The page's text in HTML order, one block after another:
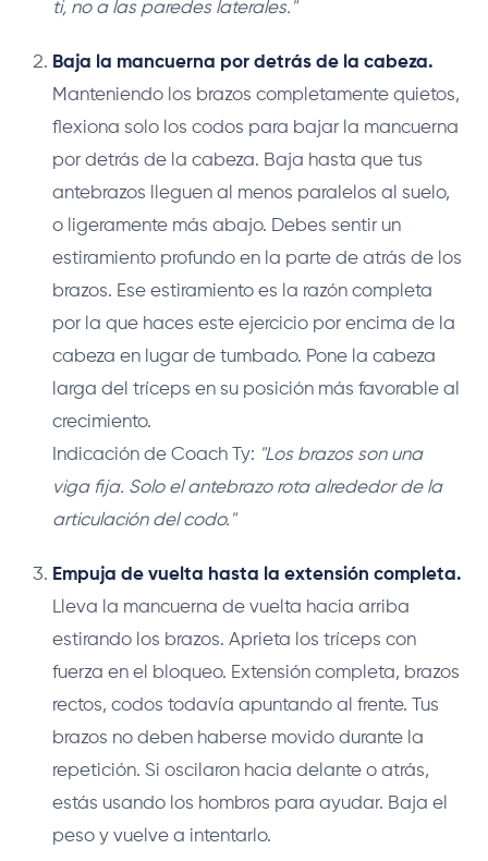
ti, no a las paredes laterales."
Baja la mancuerna por detrás de la cabeza.
Manteniendo los brazos completamente quietos,
flexiona solo los codos para bajar la mancuerna
por detrás de la cabeza. Baja hasta que tus
antebrazos lleguen al menos paralelos al suelo,
o ligeramente más abajo. Debes sentir un
estiramiento profundo en la parte de atrás de los
brazos. Ese estiramiento es la razón completa
por la que haces este ejercicio por encima de la
cabeza en lugar de tumbado. Pone la cabeza
larga del tríceps en su posición más favorable al
crecimiento.
Indicación de Coach Ty: "Los brazos son una
viga fija. Solo el antebrazo rota alrededor de la
articulación del codo."
Empuja de vuelta hasta la extensión completa.
Lleva la mancuerna de vuelta hacia arriba
estirando los brazos. Aprieta los tríceps con
fuerza en el bloqueo. Extensión completa, brazos
rectos, codos todavía apuntando al frente. Tus
brazos no deben haberse movido durante la
repetición. Si oscilaron hacia delante o atrás,
estás usando los hombros para ayudar. Baja el
peso y vuelve a intentarlo.